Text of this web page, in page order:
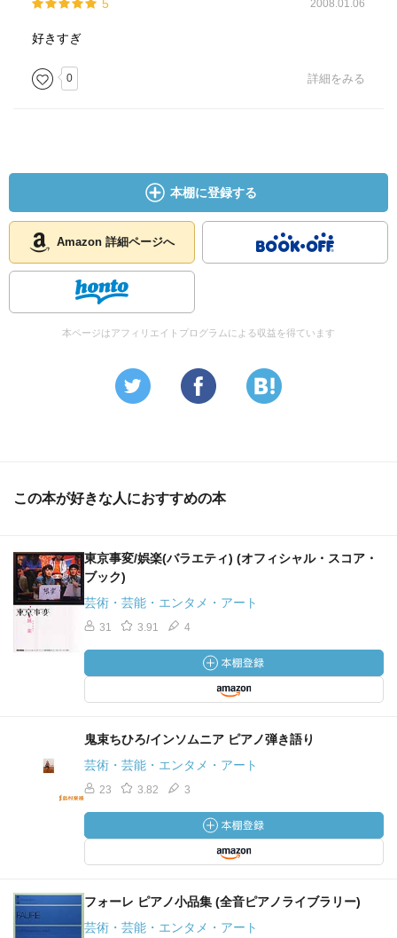
5 2008.01.06
好きすぎ
0 詳細をみる
本棚に登録する
Amazon 詳細ページへ
本ページはアフィリエイトプログラムによる収益を得ています
この本が好きな人におすすめの本
東京事変/娯楽(バラエティ) (オフィシャル・スコア・
ブック)
芸術・芸能・エンタメ・アート
31 3.91 4
鬼束ちひろ/インソムニア ピアノ弾き語り
芸術・芸能・エンタメ・アート
23 3.82 3
フォーレ ピアノ小品集 (全音ピアノライブラリー)
芸術・芸能・エンタメ・アート